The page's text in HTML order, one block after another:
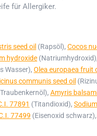
für Allergiker.
seed oil (Rapsöl), Cocos
hydroxide (Natriumhydroxid),
Wasser), Olea europaea fruit
communis seed oil
Amyris
77891 (Titandioxid),
77499 (Eisenoxid schwarz),